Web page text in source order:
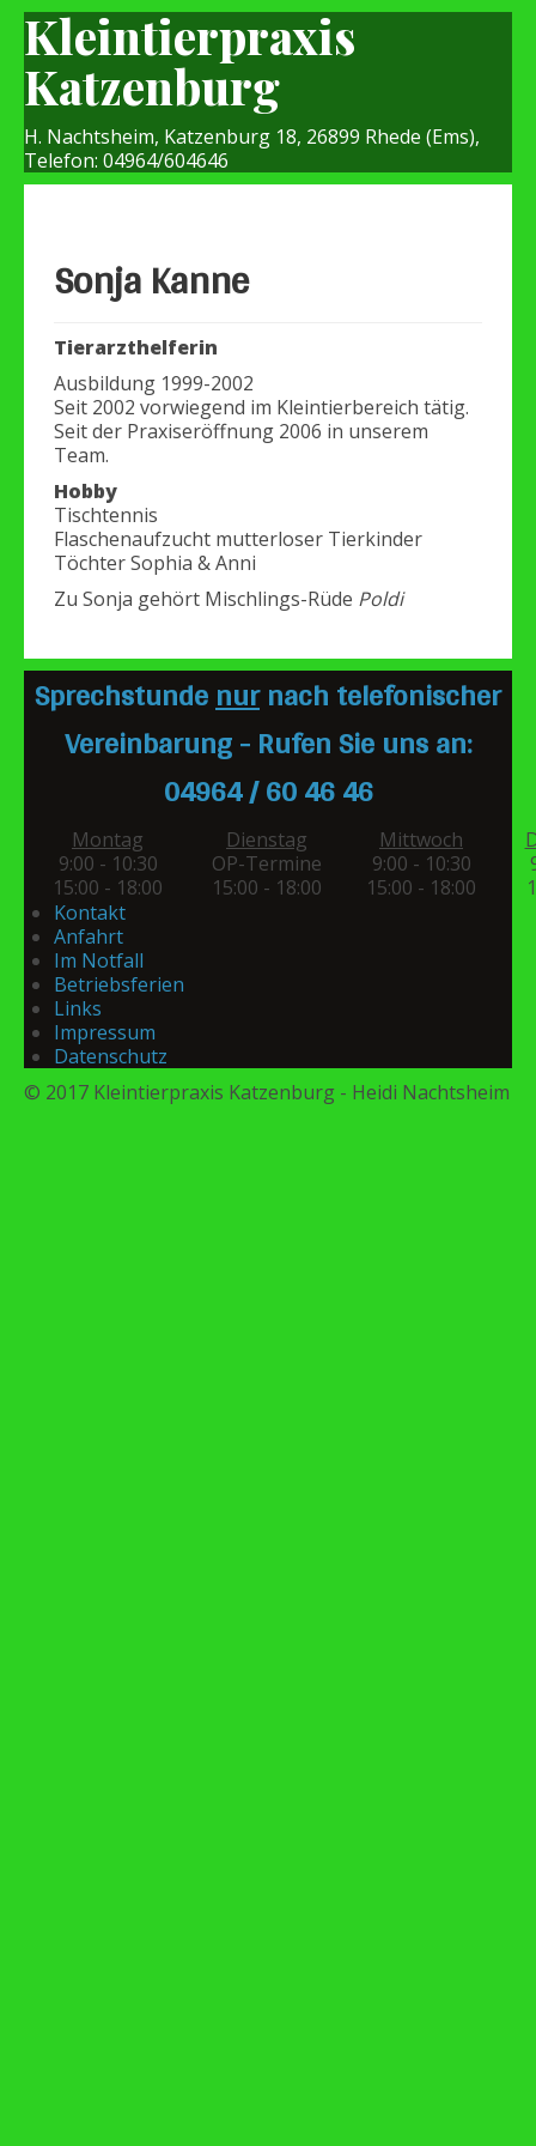
Kleintierpraxis
Katzenburg
H. Nachtsheim, Katzenburg 18, 26899 Rhede (Ems),
Telefon: 04964/604646
Sonja Kanne
Tierarzthelferin
Ausbildung 1999-2002
Seit 2002 vorwiegend im Kleintierbereich tätig.
Seit der Praxiseröffnung 2006 in unserem
Team.
Hobby
Tischtennis
Flaschenaufzucht mutterloser Tierkinder
Töchter Sophia & Anni
Zu Sonja gehört Mischlings-Rüde Poldi
Sprechstundenurnach telefonischer
Vereinbarung - Rufen Sie uns an:
04964 / 60 46 46
Montag
9:00 - 10:30
15:00 - 18:00
Dienstag
OP-Termine
15:00 - 18:00
Mittwoch
9:00 - 10:30
15:00 - 18:00
Kontakt
Anfahrt
Im Notfall
Betriebsferien
Links
Impressum
Datenschutz
© 2017 Kleintierpraxis Katzenburg - Heidi Nachtsheim